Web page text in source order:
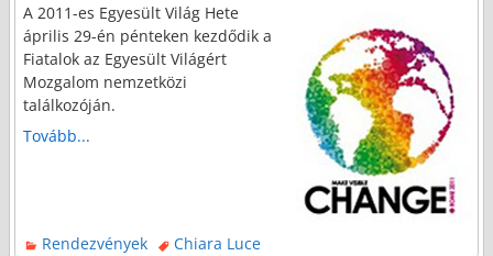
A 2011-es Egyesült Világ Hete
április 29-én pénteken kezdődik a
Fiatalok az Egyesült Világért
Mozgalom nemzetközi
találkozóján.
Tovább...
Rendezvények Chiara Luce